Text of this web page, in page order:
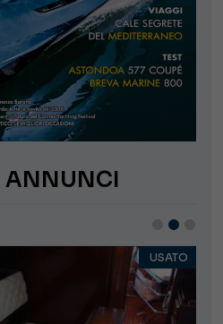
ANNUNCI
USATO